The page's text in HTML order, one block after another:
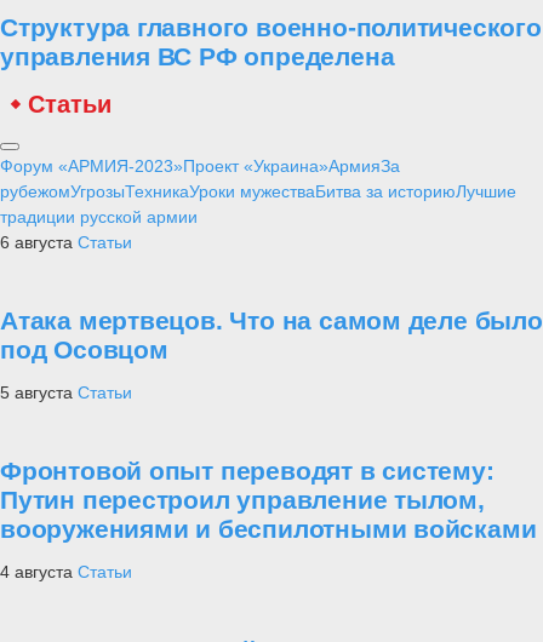
Структура главного военно-политического
управления ВС РФ определена
Статьи
Форум «АРМИЯ-2023»Проект «Украина»АрмияЗа
рубежомУгрозыТехникаУроки мужестваБитва за историюЛучшие
традиции русской армии
6 августа Статьи
Атака мертвецов. Что на самом деле было
под Осовцом
5 августа Статьи
Фронтовой опыт переводят в систему:
Путин перестроил управление тылом,
вооружениями и беспилотными войсками
4 августа Статьи